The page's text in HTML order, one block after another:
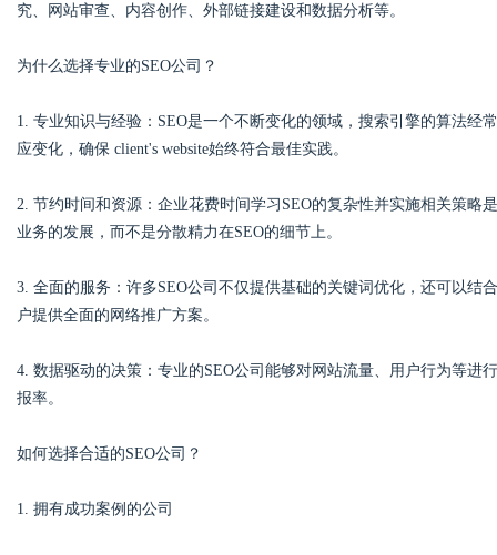
ar
究、网站审查、内容创作、外部链接建设和数据分析等。
为什么选择专业的SEO公司？
1. 专业知识与经验：SEO是一个不断变化的领域，搜索引擎的算法经
应变化，确保 client's website始终符合最佳实践。
2. 节约时间和资源：企业花费时间学习SEO的复杂性并实施相关策略
业务的发展，而不是分散精力在SEO的细节上。
3. 全面的服务：许多SEO公司不仅提供基础的关键词优化，还可以
户提供全面的网络推广方案。
4. 数据驱动的决策：专业的SEO公司能够对网站流量、用户行为等
报率。
如何选择合适的SEO公司？
1. 拥有成功案例的公司